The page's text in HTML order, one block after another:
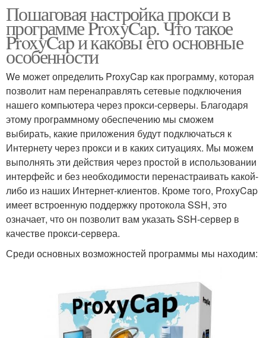
Пошаговая настройка прокси в
программе ProxyCap. Что такое
ProxyCap и каковы его основные
особенности
We может определить ProxyCap как программу, которая
позволит нам перенаправлять сетевые подключения
нашего компьютера через прокси-серверы. Благодаря
этому программному обеспечению мы сможем
выбирать, какие приложения будут подключаться к
Интернету через прокси и в каких ситуациях. Мы можем
выполнять эти действия через простой в использовании
интерфейс и без необходимости перенастраивать какой-
либо из наших Интернет-клиентов. Кроме того, ProxyCap
имеет встроенную поддержку протокола SSH, это
означает, что он позволит вам указать SSH-сервер в
качестве прокси-сервера.
Среди основных возможностей программы мы находим: